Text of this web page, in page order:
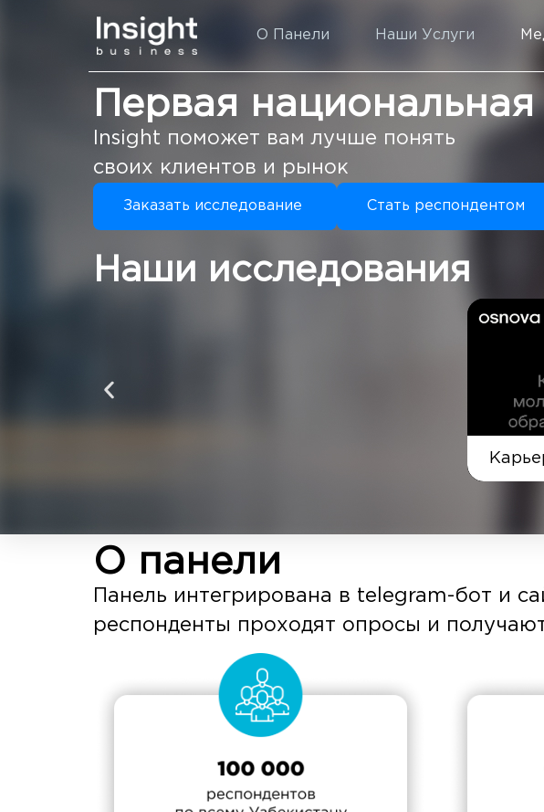
О Панели Наши Услуги
Первая
Insight поможет вам лучше понять
своих клиентов и рынок
Заказать исследование Стать респондентом
Наши исследования
О панели
Панель интегрирована в telegram-бот и
респонденты проходят опросы и